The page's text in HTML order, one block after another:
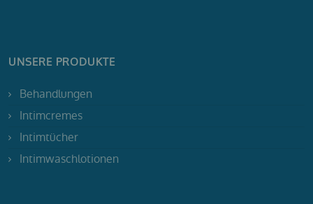
UNSERE PRODUKTE
Behandlungen
Intimcremes
Intimtücher
Intimwaschlotionen